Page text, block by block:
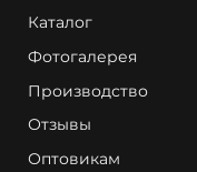
Каталог
Фотогалерея
Производство
Отзывы
Оптовикам